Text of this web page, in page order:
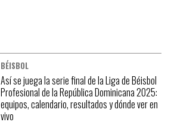
BÉISBOL
Así se juega la serie final de la Liga de Béisbol
Profesional de la República Dominicana 2025:
equipos, calendario, resultados y dónde ver en
vivo